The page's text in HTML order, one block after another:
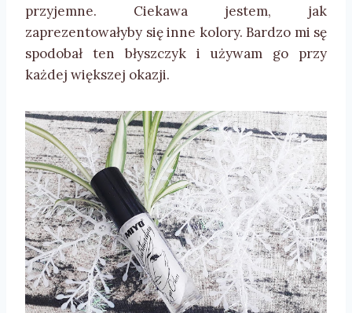
przyjemne. Ciekawa jestem, jak
zaprezentowałyby się inne kolory. Bardzo mi sę
spodobał ten błyszczyk i używam go przy
każdej większej okazji.